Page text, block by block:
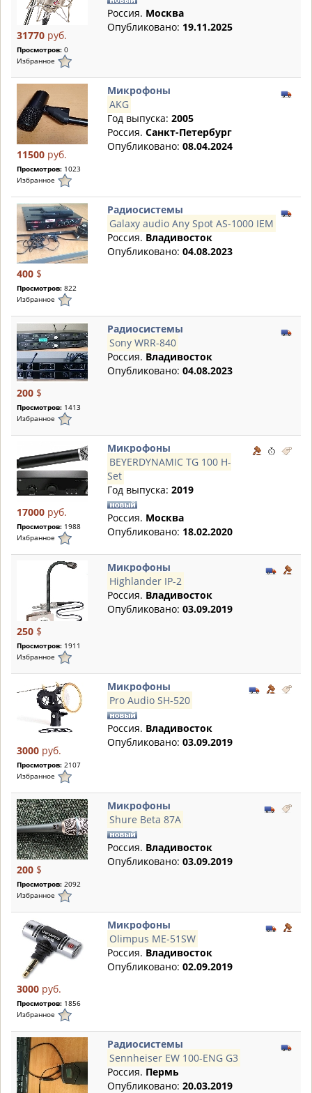
31770 руб.
Просмотров: 0
Избранное
Россия. Москва
Опубликовано: 19.11.2025
11500 руб.
Просмотров: 1023
Избранное
Микрофоны
AKG
Год выпуска: 2005
Россия. Санкт-Петербург
Опубликовано: 08.04.2024
400 $
Просмотров: 822
Избранное
Радиосистемы
Galaxy audio Any Spot AS-1000 IEM
Россия. Владивосток
Опубликовано: 04.08.2023
200 $
Просмотров: 1413
Избранное
Радиосистемы
Sony WRR-840
Россия. Владивосток
Опубликовано: 04.08.2023
17000 руб.
Просмотров: 1988
Избранное
Микрофоны
BEYERDYNAMIC TG 100 H-
Set
Год выпуска: 2019
Россия. Москва
Опубликовано: 18.02.2020
250 $
Просмотров: 1911
Избранное
Микрофоны
Highlander IP-2
Россия. Владивосток
Опубликовано: 03.09.2019
3000 руб.
Просмотров: 2107
Избранное
Микрофоны
Pro Audio SH-520
Россия. Владивосток
Опубликовано: 03.09.2019
200 $
Просмотров: 2092
Избранное
Микрофоны
Shure Beta 87A
Россия. Владивосток
Опубликовано: 03.09.2019
3000 руб.
Просмотров: 1856
Избранное
Микрофоны
Olimpus ME-51SW
Россия. Владивосток
Опубликовано: 02.09.2019
Радиосистемы
Sennheiser EW 100-ENG G3
Россия. Пермь
Опубликовано: 20.03.2019